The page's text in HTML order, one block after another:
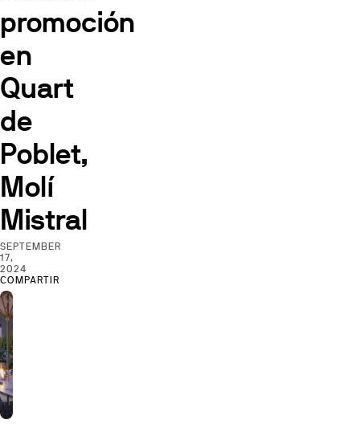
promoción
en
Quart
de
Poblet,
Molí
Mistral
SEPTEMBER
17,
2024
COMPARTIR